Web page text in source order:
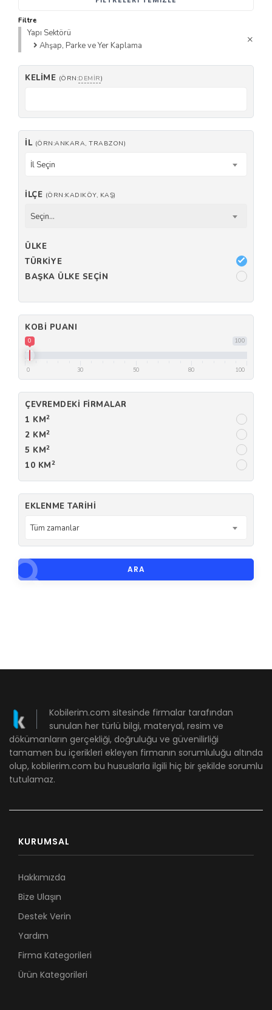
Filtre
Yapı Sektörü
Ahşap, Parke ve Yer Kaplama
KELIME (ÖRN:DEMIR)
İL (ÖRN:ANKARA, TRABZON)
İl Seçin
İLÇE (ÖRN:KADIKÖY, KAŞ)
Seçin...
ÜLKE
TÜRKIYE
BAŞKA ÜLKE SEÇIN
KOBI PUANI
100
0
0 30 50 80 100
ÇEVREMDEKI FIRMALAR
1 KM2
2 KM2
5 KM2
10 KM2
EKLENME TARIHI
Tüm zamanlar
ARA
Kobilerim.com sitesinde firmalar tarafından
sunulan her türlü bilgi, materyal, resim ve
dökümanların gerçekliği, doğruluğu ve güvenilirliği
tamamen bu içerikleri ekleyen firmanın sorumluluğu altında
olup, kobilerim.com bu hususlarla ilgili hiç bir şekilde sorumlu
tutulamaz.
KURUMSAL
Hakkımızda
Bize Ulaşın
Destek Verin
Yardım
Firma Kategorileri
Ürün Kategorileri